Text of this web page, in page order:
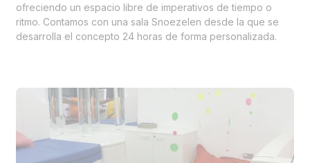
ofreciendo un espacio libre de imperativos de tiempo o
ritmo. Contamos con una sala Snoezelen desde la que se
desarrolla el concepto 24 horas de forma personalizada.